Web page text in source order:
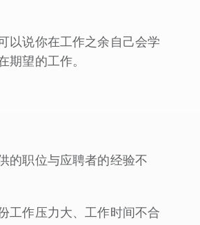
以说你在工作之余自己会学
期望的工作。
的职位与应聘者的经验不
工作压力大、工作时间不合